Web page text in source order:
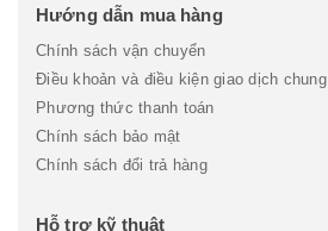
Hướng dẫn mua hàng
Chính sách vận chuyển
Điều khoản và điều kiện giao dịch chung
Phương thức thanh toán
Chính sách bảo mật
Chính sách đổi trả hàng
Hỗ trợ kỹ thuật